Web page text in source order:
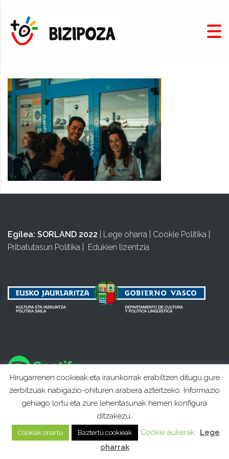
Egilea: SORLAND 2022 Lege oharra Cookie Politika
Pribatutasun Politika
Edukien lizentzia
Hirugarrenen cookieak eta iraunkorrak erabiltzen ditugu gure
zerbitzuak nabigazio-ohituren arabera aztertzeko. Informazio
gehiago lortu eta zure lehentasunak hemen konfigura
ditzakezu.
Cookiak onartu Baztertu cookieak Cookie aukerak
Lege
oharrak